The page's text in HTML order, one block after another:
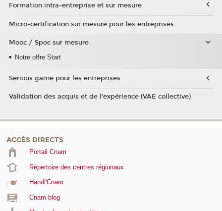
Formation intra-entreprise et sur mesure
Micro-certification sur mesure pour les entreprises
Mooc / Spoc sur mesure
Notre offre Start
Serious game pour les entreprises
Validation des acquis et de l'expérience (VAE collective)
ACCÈS DIRECTS
Portail Cnam
Répertoire des centres régionaux
Handi'Cnam
Cnam blog